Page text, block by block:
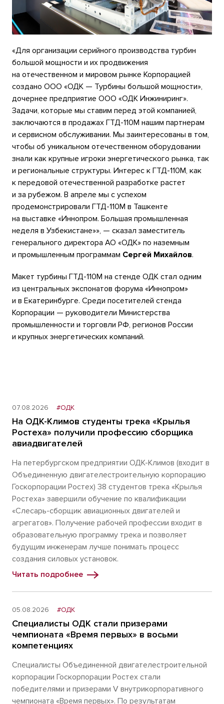
«Для организации серийного производства турбин
большой мощности и их продвижения
на отечественном и мировом рынке Корпорацией
создано ООО «ОДК — Турбины большой мощности»,
дочернее предприятие ООО «ОДК Инжиниринг».
Задачи, которые мы ставим перед этой компанией,
заключаются в продажах ГТД-110М нашим партнерам
и сервисном обслуживании. Мы заинтересованы в том,
чтобы об уникальном отечественном оборудовании
знали как крупные игроки энергетического рынка, так
и региональные структуры. Интерес к ГТД-110М, как
к передовой отечественной разработке растет
и за рубежом. В апреле мы с успехом
продемонстрировали ГТД-110М в Ташкенте
на выставке «Иннопром. Большая промышленная
неделя в Узбекистане»», — сказал заместитель
генерального директора АО «ОДК» по наземным
и промышленным программам Сергей Михайлов.
Макет турбины ГТД-110М на стенде ОДК стал одним
из центральных экспонатов форума «Иннопром»
и в Екатеринбурге. Среди посетителей стенда
Корпорации — руководители Министерства
промышленности и торговли РФ, регионов России
и крупных энергетических компаний.
07.08.2026 #ОДК
На ОДК-Климов студенты трека «Крылья
Ростеха» получили профессию сборщика
авиадвигателей
На петербургском предприятии ОДК-Климов (входит в
Объединенную двигателестроительную корпорацию
Госкорпорации Ростех) 38 студентов трека «Крылья
Ростеха» завершили обучение по квалификации
«Слесарь-сборщик авиационных двигателей и
агрегатов». Получение рабочей профессии входит в
образовательную программу трека и позволяет
будущим инженерам лучше понимать процесс
создания силовых установок.
Читать подробнее
05.08.2026 #ОДК
Специалисты ОДК стали призерами
чемпионата «Время первых» в восьми
компетенциях
Специалисты Объединенной двигателестроительной
корпорации Госкорпорации Ростех стали
победителями и призерами V внутрикорпоративного
чемпионата «Время первых». По результатам